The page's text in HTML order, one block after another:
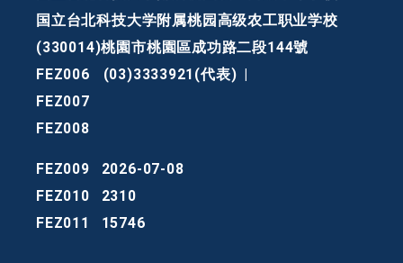
国立台北科技大学附属桃园高级农工职业学校
(330014)桃園市桃園區成功路二段144號
FEZ006
(03)3333921(代表)
FEZ007
FEZ008
FEZ009
2026-07-08
FEZ010
2310
FEZ011
15746